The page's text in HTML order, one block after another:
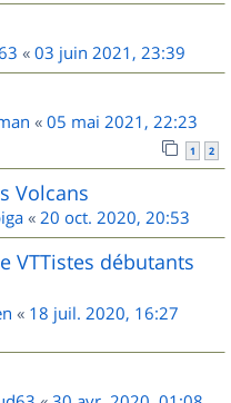
« 03 juin 2021, 23:39
« 05 mai 2021, 22:23
1 2
Volcans
« 20 oct. 2020, 20:53
VTTistes débutants
« 18 juil. 2020, 16:27